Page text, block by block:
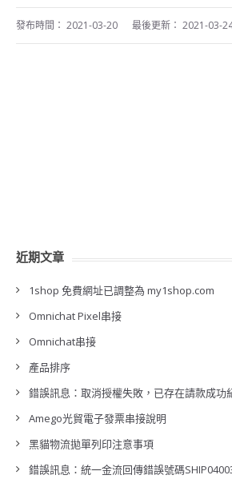
發布時間： 2021-03-20 最後更新： 2021-03-
近期文章
1shop 免費網址已調整為 my1shop.com
Omnichat Pixel串接
Omnichat串接
產品排序
錯誤訊息：取消授權失敗，已存在請款成功
Amego光貿電子發票串接說明
黑貓物流拋單列印注意事項
錯誤訊息：統一金流回傳錯誤號碼